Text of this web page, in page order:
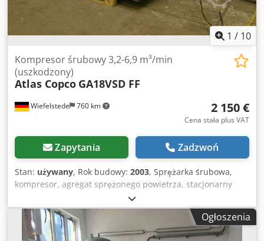
1 / 10
Wiefelstede 760 km
Kompresor śrubowy 3,2-6,9 m³/min
(uszkodzony)
Atlas Copco GA18VSD FF
2 150 €
Cena stała plus VAT
Zapytania Zadzwoń
Stan: używany, Rok budowy: 2003, Sprężarka śrubowa,
kompresor, agregat sprężonego powietrza, stacjonarny
kompresor powietrza -Przekazanie w stanie faktycznym, jak
oglądano -uszkodzony, niesprawny, problem: falownik nie
komunikuje się z oprogramowaniem -Wydajność: 3,2-6,9
m³/min -Moc silnika: 18-24 kW -Budowa: obudowany -
Ogłoszenia